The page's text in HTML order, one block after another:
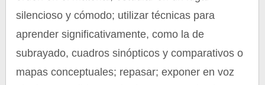
silencioso y cómodo; utilizar técnicas para
aprender significativamente, como la de
subrayado, cuadros sinópticos y comparativos o
mapas conceptuales; repasar; exponer en voz